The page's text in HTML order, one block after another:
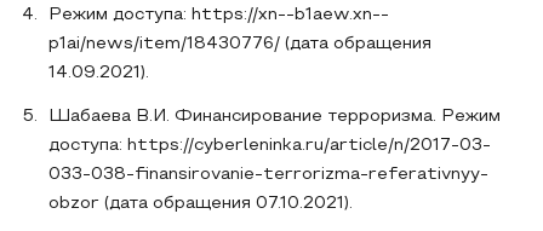
Режим доступа: https://xn--b1aew.xn--
p1ai/news/item/18430776/ (дата обращения
14.09.2021).
Шабаева В.И. Финансирование терроризма. Режим
доступа: https://cyberleninka.ru/article/n/2017-03-
033-038-finansirovanie-terrorizma-referativnyy-
obzor (дата обращения 07.10.2021).